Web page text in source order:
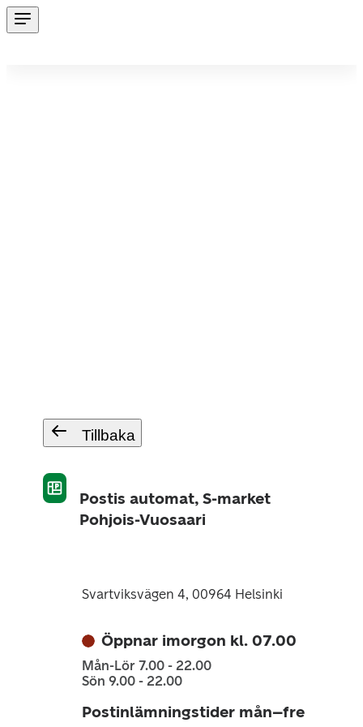
Tillbaka
Postis automat, S-market
Pohjois-Vuosaari
Svartviksvägen 4, 00964 Helsinki
Öppnar imorgon kl. 07.00
Mån-Lör 7.00 - 22.00
Sön 9.00 - 22.00
Postinlämningstider mån–fre